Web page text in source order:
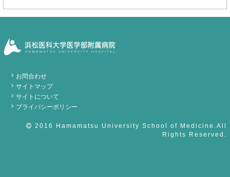
お問合わせ
サイトマップ
サイトについて
プライバシーポリシー
2016 Hamamatsu University School of Medicine.All
Rights Reserved.